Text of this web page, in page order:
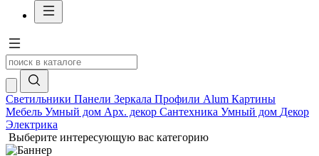
Светильники Панели Зеркала Профили Alum Картины
Мебель Умный дом Арх. декор Сантехника Умный дом Декор
Электрика
Выберите интересующую вас категорию